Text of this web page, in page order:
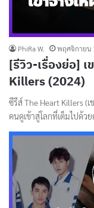
PhiRa W. พฤศจิกายน
[รีวิว-เรื่องย่อ]
Killers (2024)
ซีรีส์ The Heart Killers (
คนดูเข้าสู่โลกที่เต็มไปด้ว